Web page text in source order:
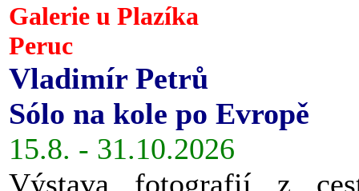
Galerie u Plazíka
Peruc
Vladimír Petrů
Sólo na kole po Evropě
15.8. - 31.10.2026
Výstava fotografií z